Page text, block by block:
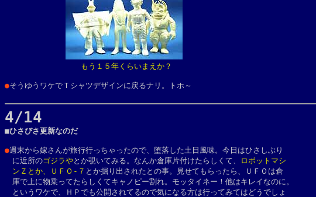
もう１５年くらいまえか？
●そうゆうワケでＴシャツデザインに戻るナリ。トホ～
4/14
■ひさびさ更新なのだ
●週末から嫁さんが旅行行っちゃったので、堕落した土日風味。今日はひさしぶり
に近所のゴジラやとか覗いてみる。なんか倉庫片付けたらしくて、
ロボットマシ
ンＺとか、ＵＦＯ-７ とか掘り出されたとの事。見せてもらったら、ＵＦＯは倉
庫で上に物乗ってたらしくてキャノピー割れ。モッタイネー！他はキレイなのに。
というワケで、ＨＰでも公開されてるので気になる方は行ってみてはどうでしょ